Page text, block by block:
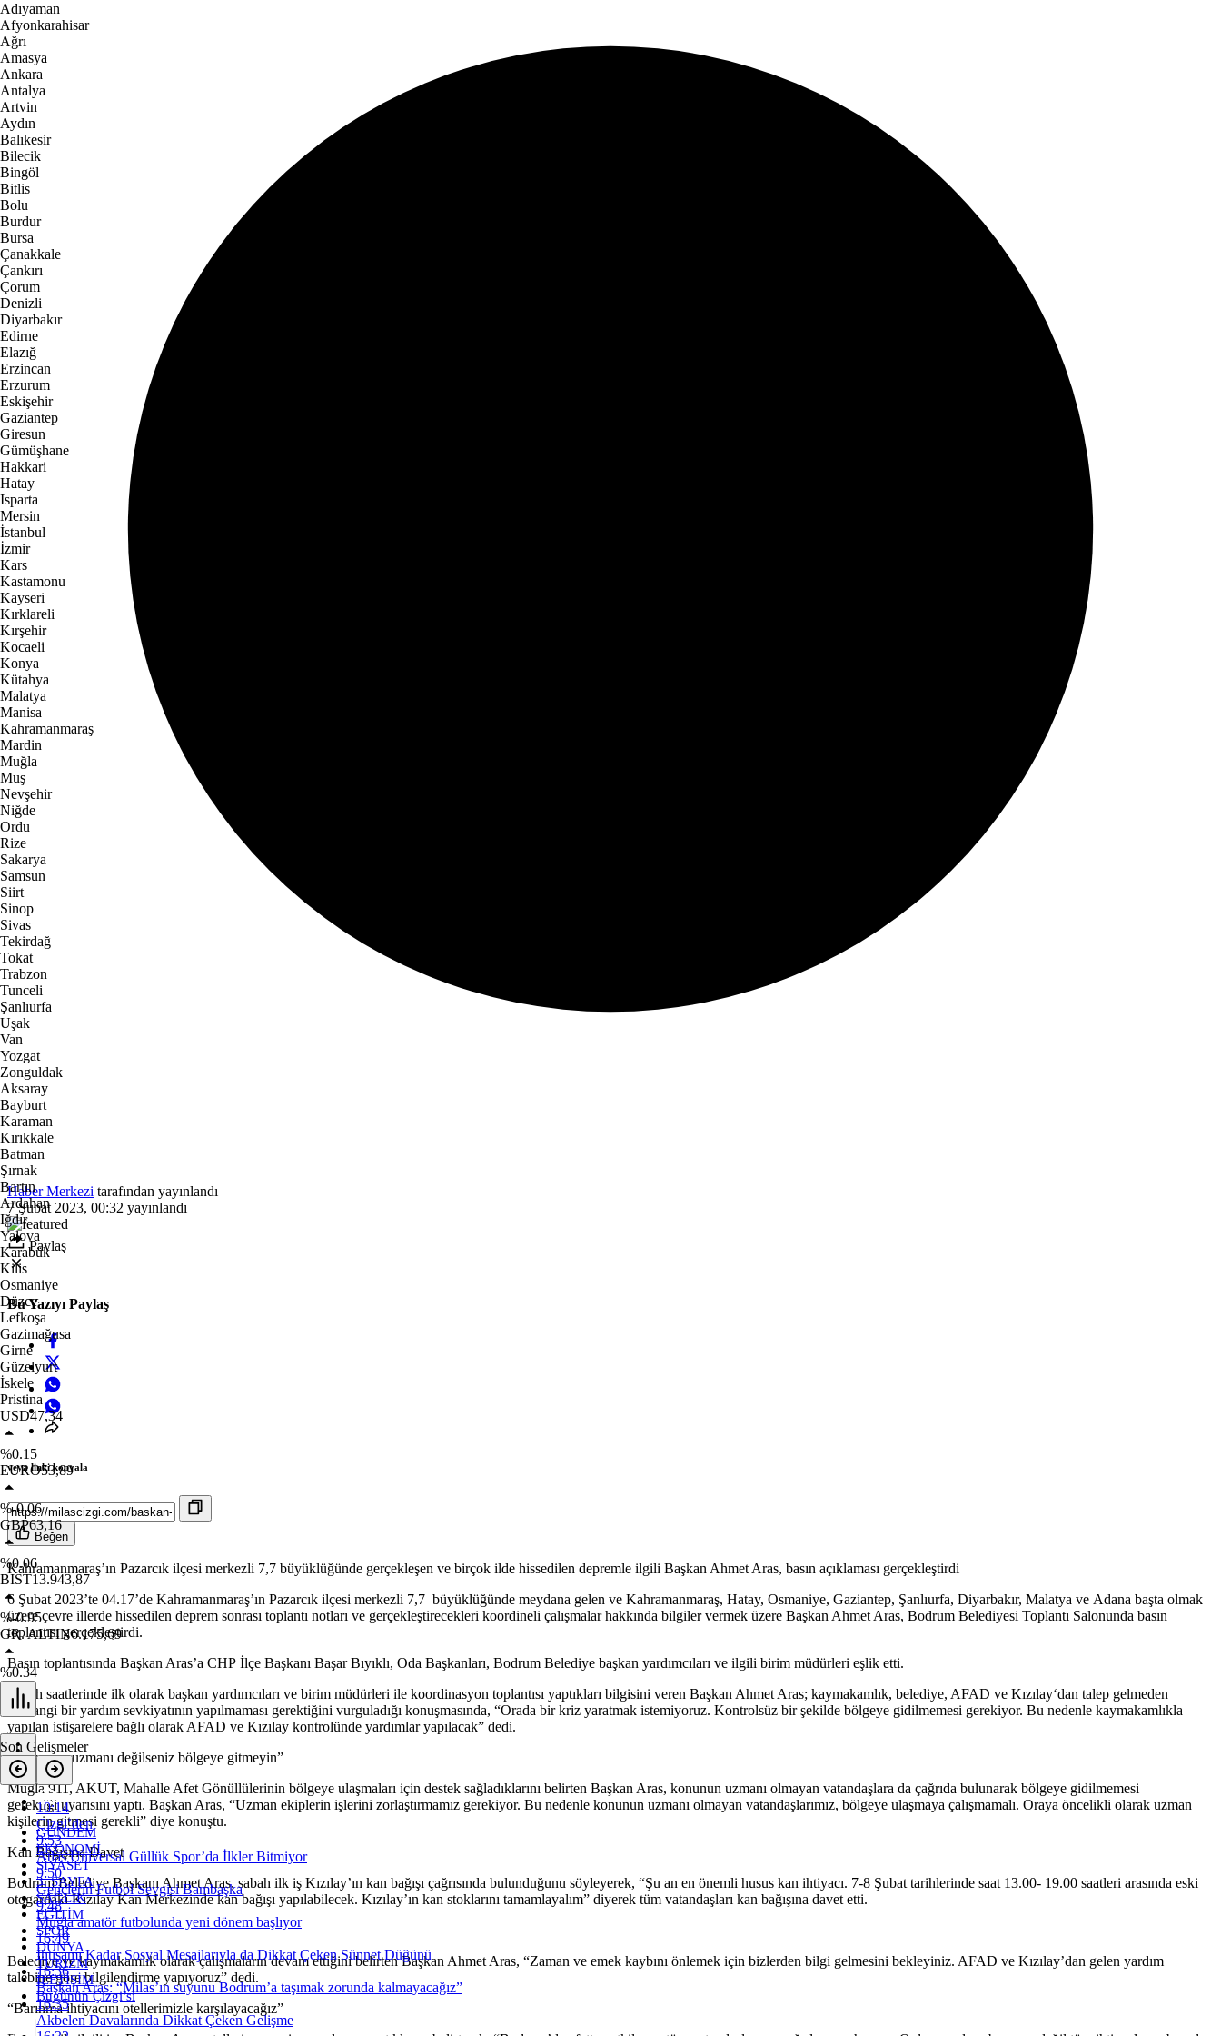
Adıyaman
Afyonkarahisar
Ağrı
Amasya
Ankara
Antalya
Artvin
Aydın
Balıkesir
Bilecik
Bingöl
Bitlis
Bolu
Burdur
Bursa
Çanakkale
Çankırı
Çorum
Denizli
Diyarbakır
Edirne
Elazığ
Erzincan
Erzurum
Eskişehir
Gaziantep
Giresun
Gümüşhane
Hakkari
Hatay
Isparta
Mersin
İstanbul
İzmir
Kars
Kastamonu
Kayseri
Kırklareli
Kırşehir
Kocaeli
Konya
Kütahya
Malatya
Manisa
Kahramanmaraş
Mardin
Muğla
Muş
Nevşehir
Niğde
Ordu
Rize
Sakarya
Samsun
Siirt
Sinop
Sivas
Tekirdağ
Tokat
Trabzon
Tunceli
Şanlıurfa
Uşak
Van
Yozgat
Zonguldak
Aksaray
Bayburt
Karaman
Kırıkkale
Batman
Şırnak
Bartın
Ardahan
Iğdır
Yalova
Karabük
Kilis
Osmaniye
Düzce
Lefkoşa
Gazimağusa
Girne
Güzelyurt
İskele
Pristina
USD47,34
%0.15
EURO53,89
%-0.06
GBP63,16
%0.06
BIST13.943,87
%-0.95
GR. ALTIN6.175,69
%0.34
GÜNDEM
EKONOMİ
SİYASET
3. SAYFA
SAĞLIK
EĞİTİM
SPOR
DÜNYA
TURİZM
İLETİŞİM
Bugünün Çizgi’si
Son Gelişmeler
10:14
Çizgi’den
9:53
Atlas Üniversal Güllük Spor’da İlkler Bitmiyor
9:50
Gençlerin Futbol Sevgisi Bambaşka
9:48
Muğla amatör futbolunda yeni dönem başlıyor
16:49
İhtişamı Kadar Sosyal Mesajlarıyla da Dikkat Çeken Sünnet Düğünü
16:36
Başkan Aras: “Milas’ın suyunu Bodrum’a taşımak zorunda kalmayacağız”
16:35
Akbelen Davalarında Dikkat Çeken Gelişme
Haber Merkezi tarafından yayınlandı
7 Şubat 2023, 00:32 yayınlandı
Paylaş
Bu Yazıyı Paylaş
veya linki kopyala
Beğen
Kahramanmaraş’ın Pazarcık ilçesi merkezli 7,7 büyüklüğünde gerçekleşen ve birçok ilde hissedilen depremle ilgili Başkan Ahmet Aras, basın açıklaması gerçekleştirdi
6 Şubat 2023’te 04.17’de Kahramanmaraş’ın Pazarcık ilçesi merkezli 7,7 büyüklüğünde meydana gelen ve Kahramanmaraş, Hatay, Osmaniye, Gaziantep, Şanlıurfa, Diyarbakır, Malatya ve Adana başta olmak
üzere çevre illerde hissedilen deprem sonrası toplantı notları ve gerçekleştirecekleri koordineli çalışmalar hakkında bilgiler vermek üzere Başkan Ahmet Aras, Bodrum Belediyesi Toplantı Salonunda basın
toplantısı gerçekleştirdi.
Basın toplantısında Başkan Aras’a CHP İlçe Başkanı Başar Bıyıklı, Oda Başkanları, Bodrum Belediye başkan yardımcıları ve ilgili birim müdürleri eşlik etti.
Sabah saatlerinde ilk olarak başkan yardımcıları ve birim müdürleri ile koordinasyon toplantısı yaptıkları bilgisini veren Başkan Ahmet Aras; kaymakamlık, belediye, AFAD ve Kızılay‘dan talep gelmeden
herhangi bir yardım sevkiyatının yapılmaması gerektiğini vurguladığı konuşmasında, “Orada bir kriz yaratmak istemiyoruz. Kontrolsüz bir şekilde bölgeye gidilmemesi gerekiyor. Bu nedenle kaymakamlıkla
yapılan istişarelere bağlı olarak AFAD ve Kızılay kontrolünde yardımlar yapılacak” dedi.
“Konunun uzmanı değilseniz bölgeye gitmeyin”
Muğla 911, AKUT, Mahalle Afet Gönüllülerinin bölgeye ulaşmaları için destek sağladıklarını belirten Başkan Aras, konunun uzmanı olmayan vatandaşlara da çağrıda bulunarak bölgeye gidilmemesi
gerektiği uyarısını yaptı. Başkan Aras, “Uzman ekiplerin işlerini zorlaştırmamız gerekiyor. Bu nedenle konunun uzmanı olmayan vatandaşlarımız, bölgeye ulaşmaya çalışmamalı. Oraya öncelikli olarak uzman
kişilerin gitmesi gerekli” diye konuştu.
Kan Bağışına Davet
Bodrum Belediye Başkanı Ahmet Aras, sabah ilk iş Kızılay’ın kan bağışı çağrısında bulunduğunu söyleyerek, “Şu an en önemli husus kan ihtiyacı. 7-8 Şubat tarihlerinde saat 13.00- 19.00 saatleri arasında eski
otogardaki Kızılay Kan Merkezinde kan bağışı yapılabilecek. Kızılay’ın kan stoklarını tamamlayalım” diyerek tüm vatandaşları kan bağışına davet etti.
Belediye ve kaymakamlık olarak çalışmaların devam ettiğini belirten Başkan Ahmet Aras, “Zaman ve emek kaybını önlemek için bizlerden bilgi gelmesini bekleyiniz. AFAD ve Kızılay’dan gelen yardım
talebine göre bilgilendirme yapıyoruz” dedi.
“Barınma ihtiyacını otellerimizle karşılayacağız”